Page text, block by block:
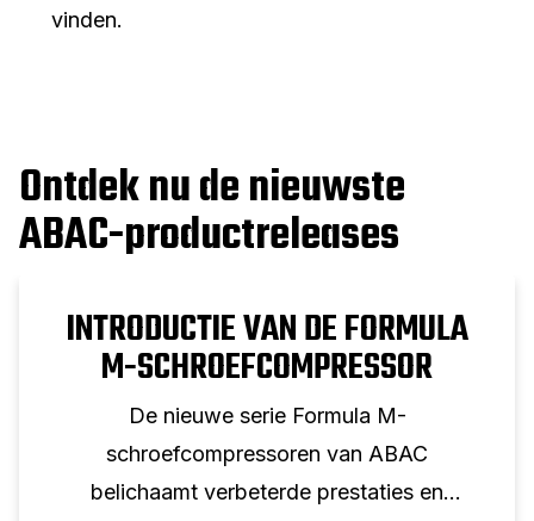
vinden.
Ontdek nu de nieuwste
ABAC-productreleases
INTRODUCTIE VAN DE FORMULA
M-SCHROEFCOMPRESSOR
De nieuwe serie Formula M-
schroefcompressoren van ABAC
belichaamt verbeterde prestaties en